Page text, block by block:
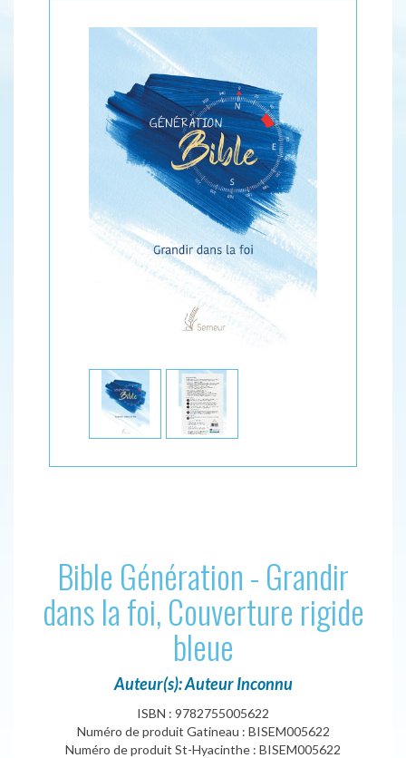
Bible Génération - Grandir
dans la foi, Couverture rigide
bleue
Auteur(s): Auteur Inconnu
ISBN : 9782755005622
Numéro de produit Gatineau : BISEM005622
Numéro de produit St-Hyacinthe : BISEM005622